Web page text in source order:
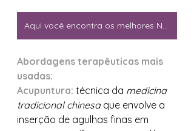
Aqui você encontra os melhores Naturopatas
Abordagens terapêuticas mais
usadas:
Acupuntura: técnica da medicina
tradicional chinesa que envolve a
inserção de agulhas finas em